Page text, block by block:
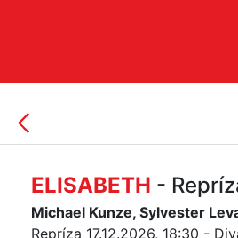
ELISABETH -
Michael Kunze, Sylvester
Repríza 17.12.2026, 18:30 -